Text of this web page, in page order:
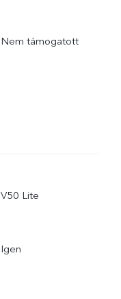
Nem támogatott
V50 Lite
Igen